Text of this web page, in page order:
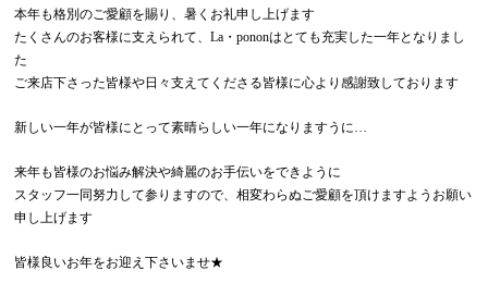
本年も格別のご愛顧を賜り、暑くお礼申し上げます
たくさんのお客様に支えられて、La・pononはとても充実した一年となりまし
た
ご来店下さった皆様や日々支えてくださる皆様に心より感謝致しております
新しい一年が皆様にとって素晴らしい一年になりますうに…
来年も皆様のお悩み解決や綺麗のお手伝いをできように
スタッフ一同努力して参りますので、相変わらぬご愛顧を頂けますようお願い
申し上げます
皆様良いお年をお迎え下さいませ★